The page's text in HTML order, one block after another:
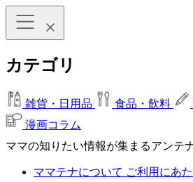
カテゴリ
雑貨・日用品 食品・飲料
漫画コラム
ママの知りたい情報が集まるアンテ
ママテナについて ご利用にあ